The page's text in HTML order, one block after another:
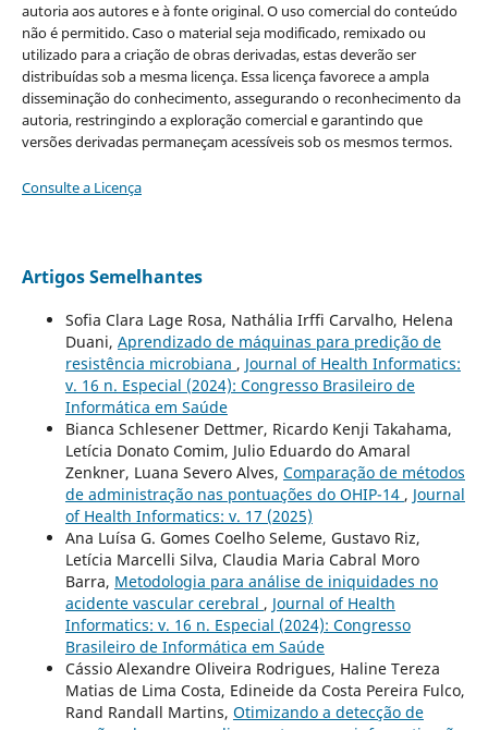
autoria aos autores e à fonte original. O uso comercial do conteúdo
não é permitido. Caso o material seja modificado, remixado ou
utilizado para a criação de obras derivadas, estas deverão ser
distribuídas sob a mesma licença. Essa licença favorece a ampla
disseminação do conhecimento, assegurando o reconhecimento da
autoria, restringindo a exploração comercial e garantindo que
versões derivadas permaneçam acessíveis sob os mesmos termos.
Consulte a Licença
Artigos Semelhantes
Sofia Clara Lage Rosa, Nathália Irffi Carvalho, Helena
Duani, Aprendizado de máquinas para predição de
resistência microbiana , Journal of Health Informatics:
v. 16 n. Especial (2024): Congresso Brasileiro de
Informática em Saúde
Bianca Schlesener Dettmer, Ricardo Kenji Takahama,
Letícia Donato Comim, Julio Eduardo do Amaral
Zenkner, Luana Severo Alves, Comparação de métodos
de administração nas pontuações do OHIP-14 , Journal
of Health Informatics: v. 17 (2025)
Ana Luísa G. Gomes Coelho Seleme, Gustavo Riz,
Letícia Marcelli Silva, Claudia Maria Cabral Moro
Barra, Metodologia para análise de iniquidades no
acidente vascular cerebral , Journal of Health
Informatics: v. 16 n. Especial (2024): Congresso
Brasileiro de Informática em Saúde
Cássio Alexandre Oliveira Rodrigues, Haline Tereza
Matias de Lima Costa, Edineide da Costa Pereira Fulco,
Rand Randall Martins, Otimizando a detecção de